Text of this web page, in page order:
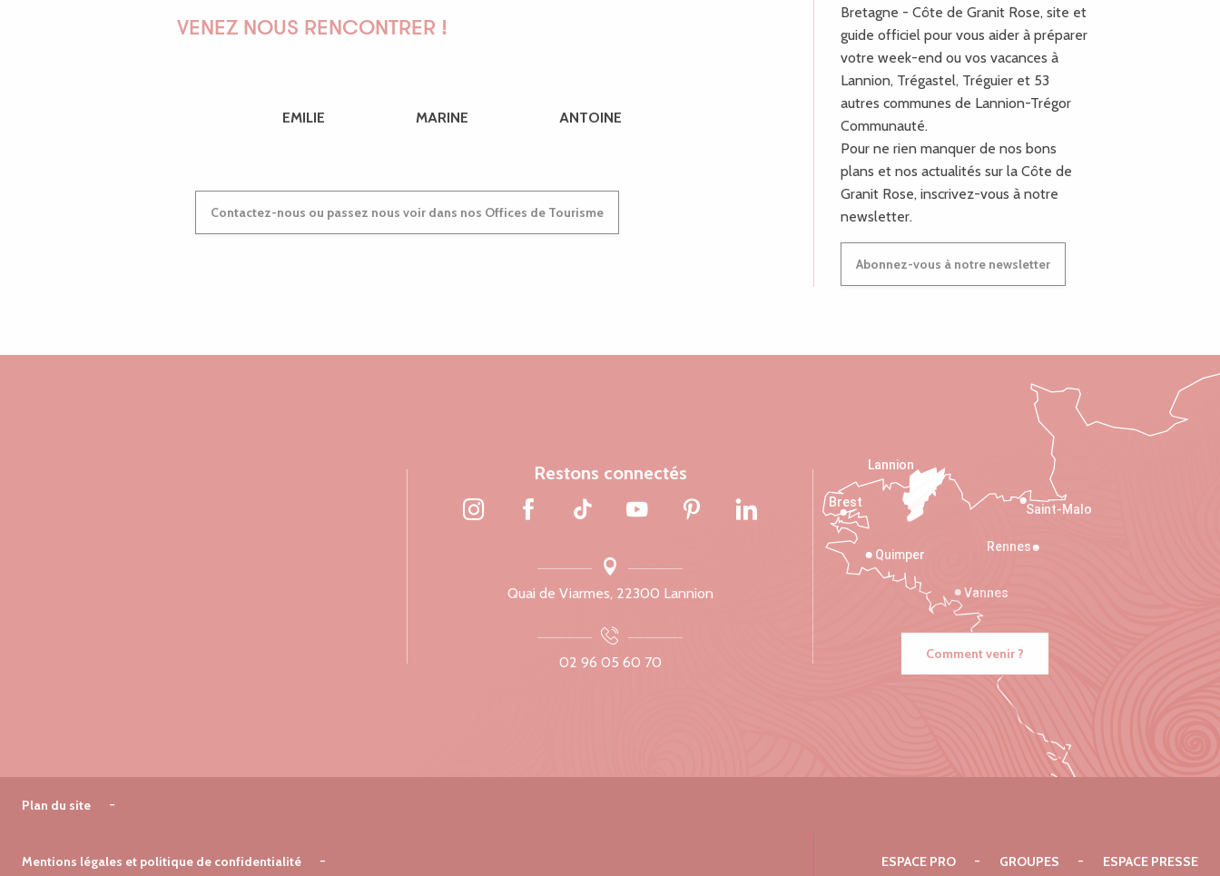
Plateau sportif de PlouaretVENEZ NOUS RENCONTRER !
EMILIE MARINE ANTOINE
Contactez-nous ou passez nous voir dans nos Offices de Tourisme
Bretagne - Côte de Granit Rose, site et
guide officiel pour vous aider à préparer
votre week-end ou vos vacances à
Lannion, Trégastel, Tréguier et 53
autres communes de Lannion-Trégor
Communauté.
Pour ne rien manquer de nos bons
plans et nos actualités sur la Côte de
Granit Rose, inscrivez-vous à notre
newsletter.
Abonnez-vous à notre newsletter
Restons connectés
Quai de Viarmes, 22300 Lannion
02 96 05 60 70
Saint-Malo
Rennes
Vannes
Quimper
Lannion
Brest
Comment venir ?
Plan du site
Mentions légales et politique de confidentialité ESPACE PRO GROUPES ESPACE PRESSE